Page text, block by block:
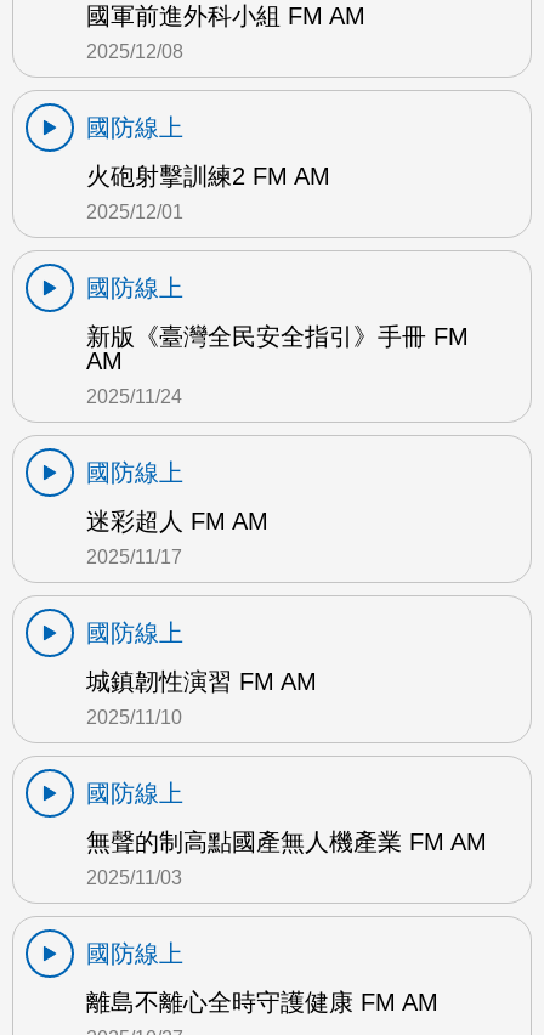
國軍前進外科小組 FM AM
2025/12/08
國防線上
火砲射擊訓練2 FM AM
2025/12/01
國防線上
新版《臺灣全民安全指引》手冊 FM
AM
2025/11/24
國防線上
迷彩超人 FM AM
2025/11/17
國防線上
城鎮韌性演習 FM AM
2025/11/10
國防線上
無聲的制高點國產無人機產業 FM AM
2025/11/03
國防線上
離島不離心全時守護健康 FM AM